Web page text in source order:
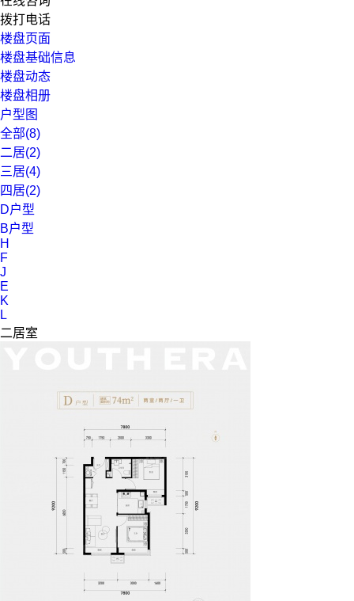
拨打电话
楼盘页面
楼盘基础信息
楼盘动态
楼盘相册
户型图
全部(8)
二居(2)
三居(4)
四居(2)
D户型
B户型
H
F
J
E
K
L
二居室